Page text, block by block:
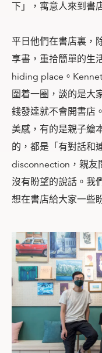
下」，寓意人來到書
平日他們在書店裏，
享書，重拾簡單的生
hiding place。
圍着一圈，談的是大
錢發達就不會開書店
美感，有的是親子繪
的，都是「有對話和
disconnection，親友
沒有盼望的說話。我
想在書店給大家一些